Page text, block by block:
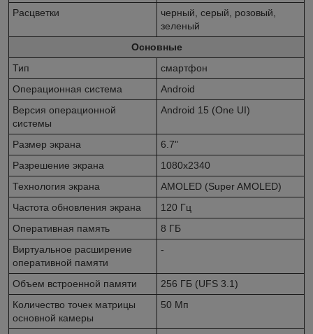
Расцветки
черный, серый, розовый,
зеленый
Основные
Тип
смартфон
Операционная система
Android
Версия операционной
системы
Android 15 (One UI)
Размер экрана
6.7"
Разрешение экрана
1080x2340
Технология экрана
AMOLED (Super AMOLED)
Частота обновления экрана
120 Гц
Оперативная память
8 ГБ
Виртуальное расширение
оперативной памяти
-
Объем встроенной памяти
256 ГБ (UFS 3.1)
Количество точек матрицы
основной камеры
50 Мп